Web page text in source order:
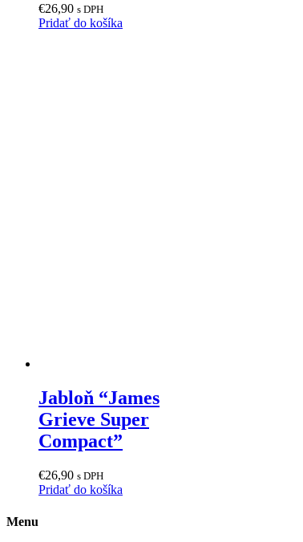
€26,90 s DPH
Pridať do košíka
Jabloň “James
Grieve Super
Compact”
€26,90 s DPH
Pridať do košíka
Menu